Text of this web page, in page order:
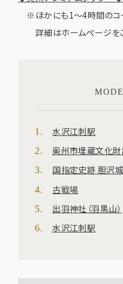
※ほかにも1～4時間のコ
詳細はホームぺージをご
水沢江刺駅
奥州市埋蔵文化財
国指定史跡 胆沢
古戦場
出羽神社（羽黒山）
水沢江刺駅